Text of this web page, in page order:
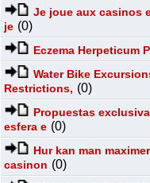
Je joue aux casinos
je (0)
Eczema Herpeticum
Water Bike
Restrictions, (0)
Propuestas
esfera e (0)
Hur kan man
casinon (0)